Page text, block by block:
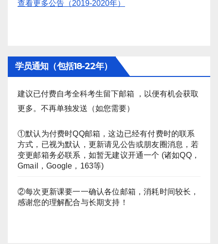
查看更多公告（2019-2020年）
学员通知（包括18-22年）
建议已付费自考全科考生留下邮箱 ，以便有机会获取
更多。不再单独发送（如您需要）
①默认为付费时QQ邮箱，这边已经有付费时的联系
方式，已视为默认，更新请见公告或朋友圈消息，若
变更邮箱务必联系，如暂无建议开通一个 (诸如QQ，
Gmail，Google，163等)
②每次更新课要一一确认各位邮箱，消耗时间较长，
感谢您的理解配合与长期支持！